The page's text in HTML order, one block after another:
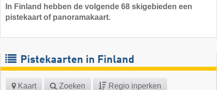
In Finland hebben de volgende 68 skigebieden een
pistekaart of panoramakaart.
Pistekaarten in Finland
Kaart Zoeken Regio inperken